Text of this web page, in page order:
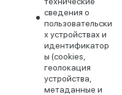
сведения о
пользовательски
х устройствах и
идентификатор
ы (cookies,
геолокация
устройства,
метаданные и